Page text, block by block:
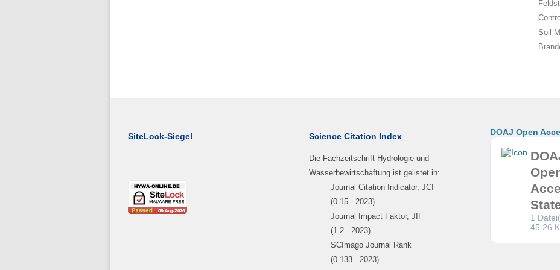
Soil
SiteLock-Siegel Science Citation Index
Die Fachzeitschrift Hydrologie und
Wasserbewirtschaftung ist gelistet in:
Journal Citation Indicator, JCI
(0.15 - 2023)
Journal Impact Faktor, JIF
(1.2 - 2023)
SCImago Journal Rank
(0.133 - 2023)
DOAJ Open
1
45.26